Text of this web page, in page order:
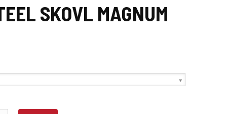
SKOVL MAGNUM